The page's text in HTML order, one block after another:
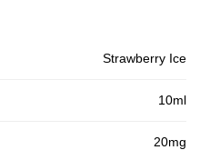
Strawberry Ice
10ml
20mg